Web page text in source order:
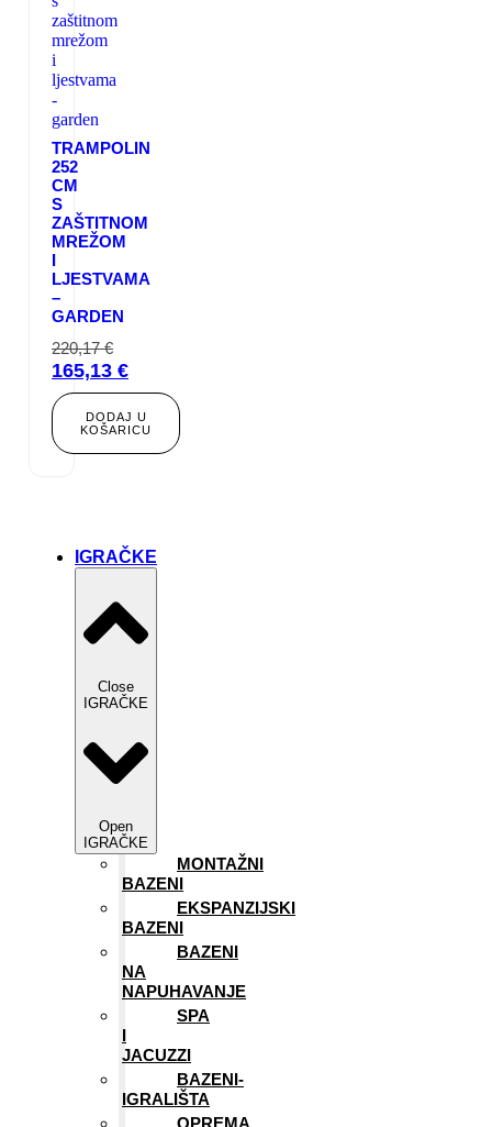
TRAMPOLIN
252
CM
S
ZAŠTITNOM
MREŽOM
I
LJESTVAMA
–
GARDEN
220,17€
Izvorna
cijena
bila
je:
165,13 €
Trenutna
cijena
je:
DODAJ U
KOŠARICU
IGRAČKE
Close
IGRAČKE
Open
IGRAČKE
MONTAŽNI
BAZENI
EKSPANZIJSKI
BAZENI
BAZENI
NA
NAPUHAVANJE
SPA
I
JACUZZI
BAZENI-
IGRALIŠTA
OPREMA